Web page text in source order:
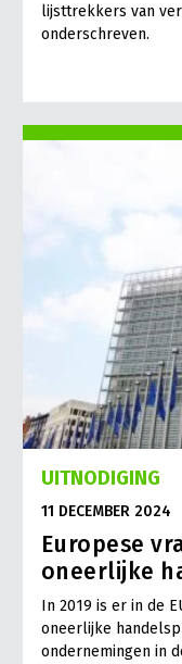
lijsttrekkers van
onderschreven.
UITNODIGING
11 DECEMBER 2024
Europese
oneerlijke
In 2019 is er in de
oneerlijke
ondernemingen in